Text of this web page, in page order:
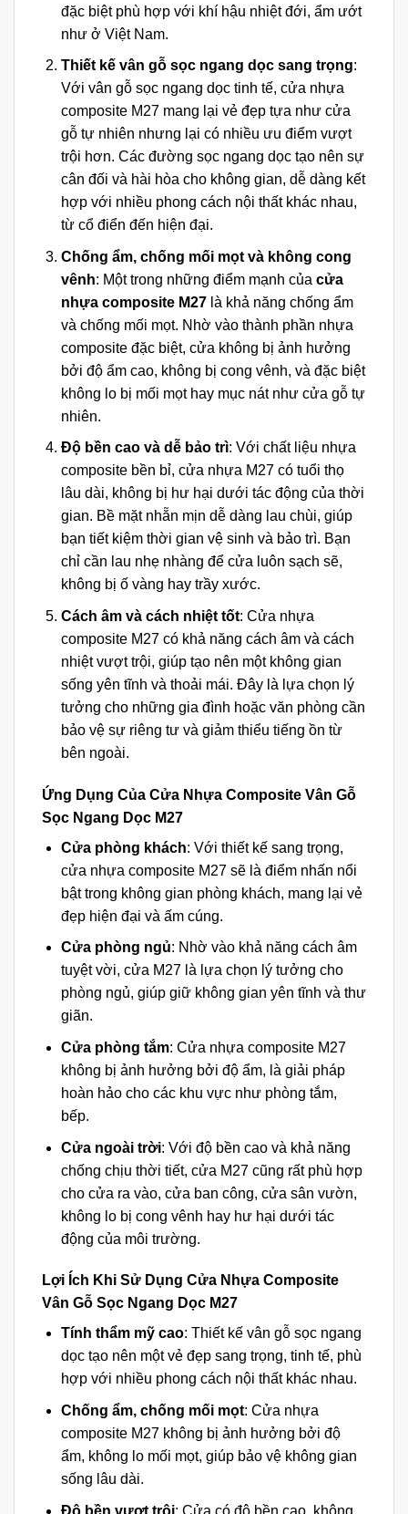
đặc biệt phù hợp với khí hậu nhiệt đới, ẩm ướt
như ở Việt Nam.
Thiết kế vân gỗ sọc ngang dọc sang trọng:
Với vân gỗ sọc ngang dọc tinh tế, cửa nhựa
composite M27 mang lại vẻ đẹp tựa như cửa
gỗ tự nhiên nhưng lại có nhiều ưu điểm vượt
trội hơn. Các đường sọc ngang dọc tạo nên sự
cân đối và hài hòa cho không gian, dễ dàng kết
hợp với nhiều phong cách nội thất khác nhau,
từ cổ điển đến hiện đại.
Chống ẩm, chống mối mọt và không cong
vênh: Một trong những điểm mạnh của cửa
nhựa composite M27là khả năng chống ẩm
và chống mối mọt. Nhờ vào thành phần nhựa
composite đặc biệt, cửa không bị ảnh hưởng
bởi độ ẩm cao, không bị cong vênh, và đặc biệt
không lo bị mối mọt hay mục nát như cửa gỗ tự
nhiên.
Độ bền cao và dễ bảo trì: Với chất liệu nhựa
composite bền bỉ, cửa nhựa M27 có tuổi thọ
lâu dài, không bị hư hại dưới tác động của thời
gian. Bề mặt nhẵn mịn dễ dàng lau chùi, giúp
bạn tiết kiệm thời gian vệ sinh và bảo trì. Bạn
chỉ cần lau nhẹ nhàng để cửa luôn sạch sẽ,
không bị ố vàng hay trầy xước.
Cách âm và cách nhiệt tốt: Cửa nhựa
composite M27 có khả năng cách âm và cách
nhiệt vượt trội, giúp tạo nên một không gian
sống yên tĩnh và thoải mái. Đây là lựa chọn lý
tưởng cho những gia đình hoặc văn phòng cần
bảo vệ sự riêng tư và giảm thiểu tiếng ồn từ
bên ngoài.
Ứng Dụng Của Cửa Nhựa Composite Vân Gỗ
Sọc Ngang Dọc M27
Cửa phòng khách: Với thiết kế sang trọng,
cửa nhựa composite M27 sẽ là điểm nhấn nổi
bật trong không gian phòng khách, mang lại vẻ
đẹp hiện đại và ấm cúng.
Cửa phòng ngủ: Nhờ vào khả năng cách âm
tuyệt vời, cửa M27 là lựa chọn lý tưởng cho
phòng ngủ, giúp giữ không gian yên tĩnh và thư
giãn.
Cửa phòng tắm: Cửa nhựa composite M27
không bị ảnh hưởng bởi độ ẩm, là giải pháp
hoàn hảo cho các khu vực như phòng tắm,
bếp.
Cửa ngoài trời: Với độ bền cao và khả năng
chống chịu thời tiết, cửa M27 cũng rất phù hợp
cho cửa ra vào, cửa ban công, cửa sân vườn,
không lo bị cong vênh hay hư hại dưới tác
động của môi trường.
Lợi Ích Khi Sử Dụng Cửa Nhựa Composite
Vân Gỗ Sọc Ngang Dọc M27
Tính thẩm mỹ cao: Thiết kế vân gỗ sọc ngang
dọc tạo nên một vẻ đẹp sang trọng, tinh tế, phù
hợp với nhiều phong cách nội thất khác nhau.
Chống ẩm, chống mối mọt: Cửa nhựa
composite M27 không bị ảnh hưởng bởi độ
ẩm, không lo mối mọt, giúp bảo vệ không gian
sống lâu dài.
Độ bền vượt trội: Cửa có độ bền cao, không